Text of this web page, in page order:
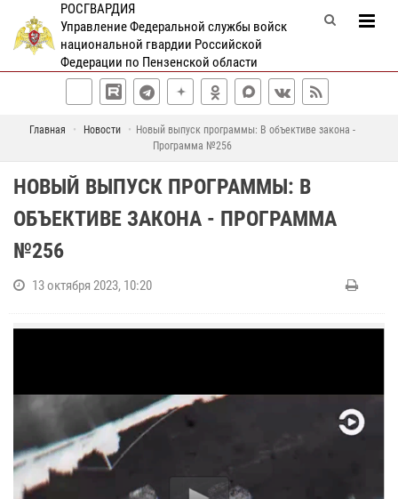
РОСГВАРДИЯ
Управление Федеральной службы войск
национальной гвардии Российской
Федерации по Пензенской области
Главная Новости
Новый выпуск программы: В объективе закона -
Программа №256
НОВЫЙ ВЫПУСК ПРОГРАММЫ: В
ОБЪЕКТИВЕ ЗАКОНА - ПРОГРАММА
№256
13 октября 2023, 10:20